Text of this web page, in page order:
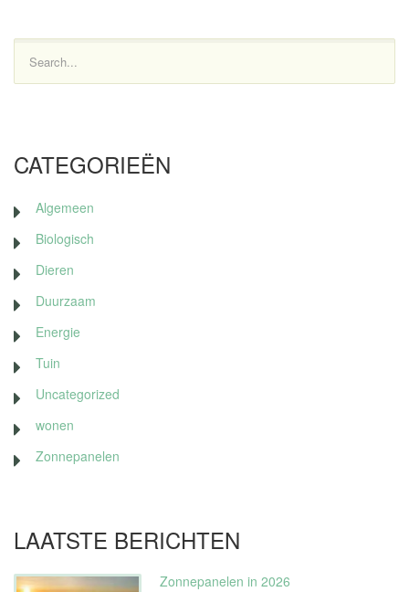
CATEGORIEËN
Algemeen
Biologisch
Dieren
Duurzaam
Energie
Tuin
Uncategorized
wonen
Zonnepanelen
LAATSTE BERICHTEN
Zonnepanelen in 2026